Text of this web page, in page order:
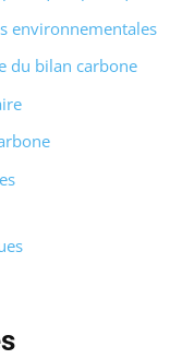
environnementales
du bilan carbone